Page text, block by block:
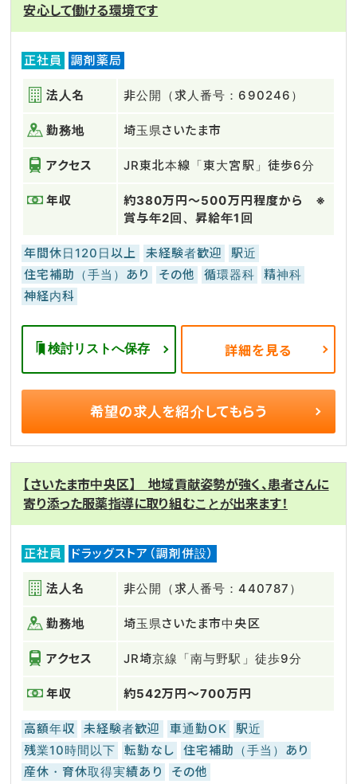
安心して働ける環境です
正社員 調剤薬局
法人名 非公開（求人番号：690246）
勤務地 埼玉県さいたま市
アクセス JR東北本線「東大宮駅」徒歩6分
年収
約380万円～500万円程度から ※
賞与年2回、昇給年1回
年間休日120日以上 未経験者歓迎
駅近
住宅補助（手当）あり
その他 循環器科
精神科
神経内科
検討リストへ保存 詳細を見る
希望の求人を紹介してもらう
【さいたま市中央区】 地域貢献姿勢が強く、患者さんに
寄り添った服薬指導に取り組むことが出来ます！
正社員 ドラッグストア（調剤併設）
法人名 非公開（求人番号：440787）
勤務地 埼玉県さいたま市中央区
アクセス JR埼京線「南与野駅」徒歩9分
年収 約542万円～700万円
高額年収 未経験者歓迎 車通勤OK
駅近
残業10時間以下
転勤なし
住宅補助（手当）あり
産休・育休取得実績あり
その他